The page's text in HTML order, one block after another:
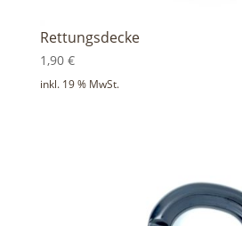
Rettungsdecke
1,90 €
inkl. 19 % MwSt.